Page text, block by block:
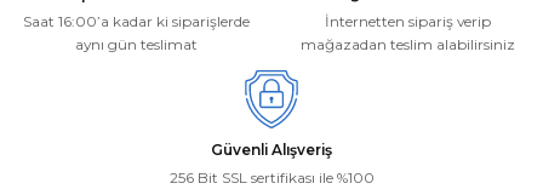
Saat 16:00’a kadar ki siparişlerde
aynı gün teslimat
İnternetten sipariş verip
mağazadan teslim alabilirsiniz
Güvenli Alışveriş
256 Bit SSL sertifikası ile %100